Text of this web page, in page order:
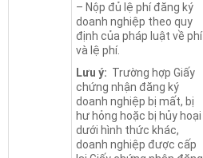
– Nộp đủ lệ phí đăng ký
doanh nghiệp theo quy
định của pháp luật về phí
và lệ phí.
Lưu ý: Trường hợp Giấy
chứng nhận đăng ký
doanh nghiệp bị mất, bị
hư hỏng hoặc bị hủy hoại
dưới hình thức khác,
doanh nghiệp được cấp